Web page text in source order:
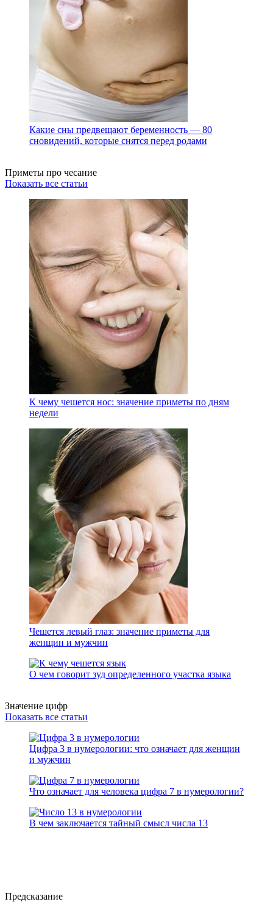
Какие сны предвещают беременность — 80
сновидений, которые снятся перед родами
Приметы про чесание
Показать все статьи
К чему чешется нос: значение приметы по дням
недели
Чешется левый глаз: значение приметы для
женщин и мужчин
О чем говорит зуд определенного участка языка
Значение цифр
Показать все статьи
Цифра 3 в нумерологии: что означает для женщин
и мужчин
Что означает для человека цифра 7 в нумерологии?
В чем заключается тайный смысл числа 13
Предсказание